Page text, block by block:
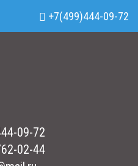
цену у наших менеджеров.
09-72
02-44
+7(499)444-09-72